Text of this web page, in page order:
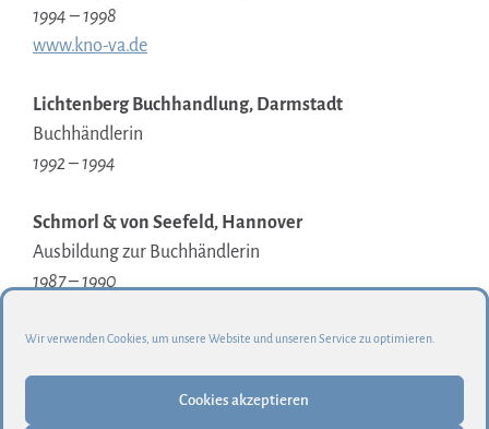
Wir verwenden Cookies, um unsere Website und unseren Service zu optimieren.
Cookies akzeptieren
1994 – 1998
www.kno-va.de
Lichtenberg Buchhandlung, Darmstadt
Buchhändlerin
1992 – 1994
Schmorl & von Seefeld, Hannover
Ausbildung zur Buchhändlerin
1987 – 1990